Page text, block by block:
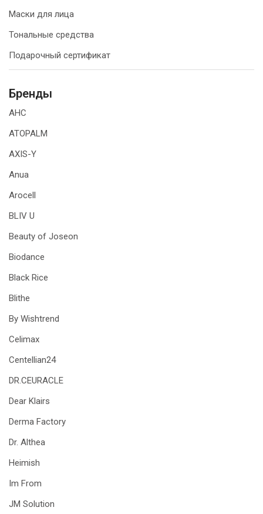
Маски для лица
Тональные средства
Подарочный сертификат
Бренды
AHC
ATOPALM
AXIS-Y
Anua
Arocell
BLIV U
Beauty of Joseon
Biodance
Black Rice
Blithe
By Wishtrend
Celimax
Centellian24
DR.CEURACLE
Dear Klairs
Derma Factory
Dr. Althea
Heimish
Im From
JM Solution